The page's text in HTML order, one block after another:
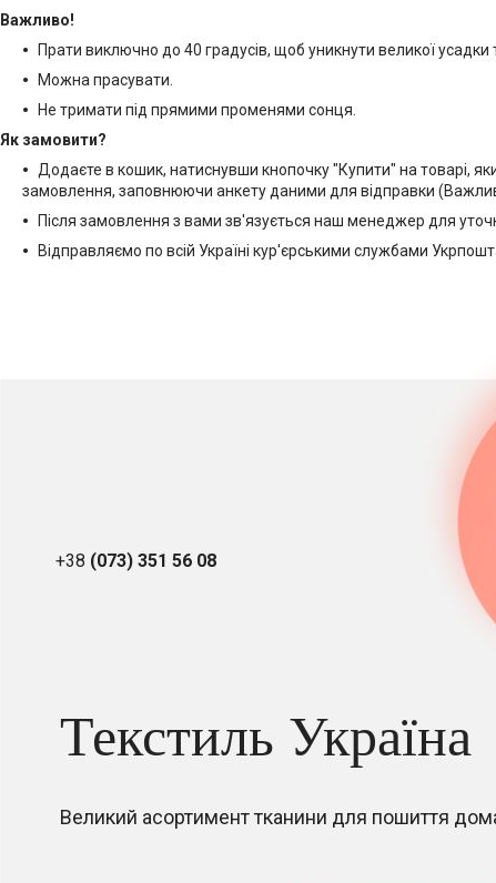
Важливо!
Прати виключно до 40 градусів, щоб уникнути великої усадки
Можна прасувати.
Не тримати під прямими променями сонця.
Як замовити?
Додаєте в кошик, натиснувши кнопочку "Купити" на товарі,
замовлення, заповнюючи анкету даними для відправки
Після замовлення з вами зв'язується наш менеджер для
Відправляємо по всій Україні кур'єрськими службами
+38 (073) 351 56 08
Текстиль Україна
Великий асортимент тканини для пошиття